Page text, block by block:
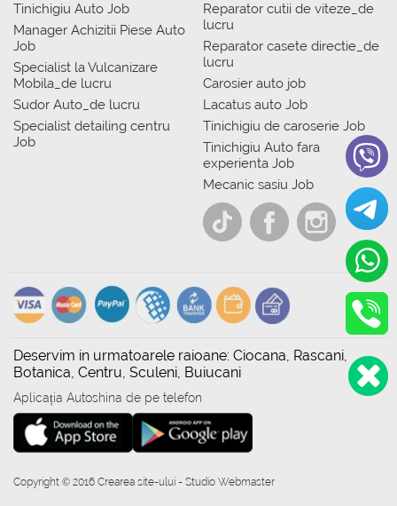
Tinichigiu Auto Job
Manager Achizitii Piese Auto
Job
Specialist la Vulcanizare
Mobila_de lucru
Sudor Auto_de lucru
Specialist detailing centru
Job
Reparator cutii de viteze_de
lucru
Reparator casete directie_de
lucru
Carosier auto job
Lacatus auto Job
Tinichigiu de caroserie Job
Tinichigiu Auto fara
experienta Job
Mecanic sasiu Job
Deservim in urmatoarele raioane: Ciocana, Rascani,
Botanica, Centru, Sculeni, Buiucani
Aplicația Autoshina de pe telefon
Copyright © 2016 Crearea site-ului - Studio Webmaster